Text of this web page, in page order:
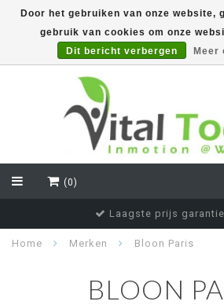
(0)
Voor 16:00 besteld,
Home Merken Bloon Paris
BLOON
Door het gebruiken van onze website,
gebruik van cookies om onze
Dit bericht verbergen
Meer